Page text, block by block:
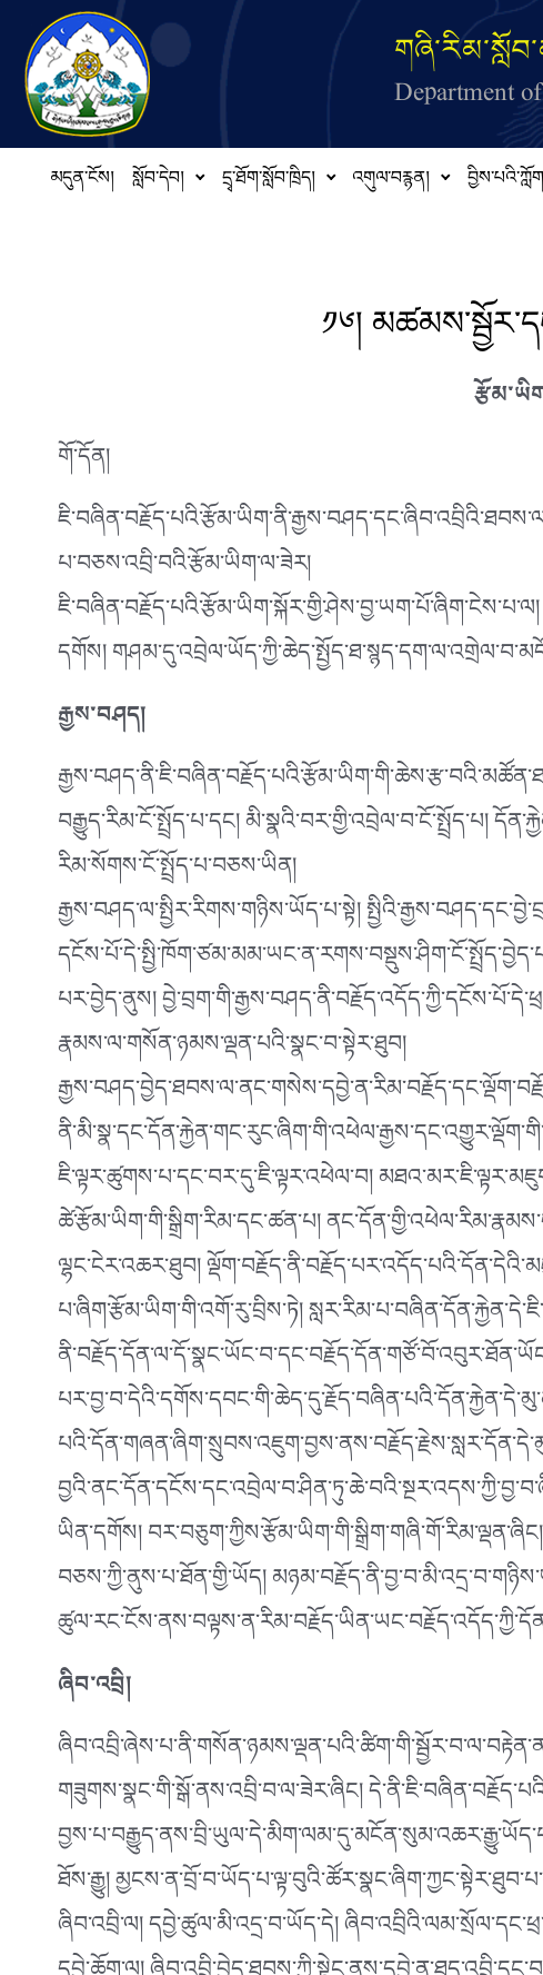
Skip to main content
Department
མདུན་ངོས། སློབ་དེབ། དྲྭ་ཐོག་སློབ་ཁྲིད། འགུལ་བརྙན།
༡༦།
གོ་དོན།
པ་བཅས་འབྲི་བའི་རྩོམ་ཡིག་ལ་ཟེར།
དགོས།
རྒྱས་བཤད།
བརྒྱུད་རིམ་ངོ་སྤྲོད་པ་དང། མི་སྣའི་བར་གྱི་འབྲེལ་བ་ངོ་སྤྲོད་པ།
རིམ་སོགས་ངོ་སྤྲོད་པ་བཅས་ཡིན།
རྒྱས་བཤད་ལ་སྤྱིར་རིགས་གཉིས་ཡོད་པ་སྟེ།
པར་བྱེད་ནུས།
རྣམས་ལ་གསོན་ཉམས་ལྡན་པའི་སྣང་བ་སྟེར་ཐུབ།
ཇི་ལྟར་ཚུགས་པ་དང་བར་དུ་ཇི་ལྟར་འཕེལ་བ།
ཚེ་རྩོམ་ཡིག་གི་སྒྲིག་རིམ་དང་ཚན་པ།
ལྷང་ངེར་འཆར་ཐུབ།
པ་ཞིག་རྩོམ་ཡིག་གི་འགོ་རུ་བྲིས་ཏེ།
ཡིན་དགོས།
བཅས་ཀྱི་ནུས་པ་ཐོན་གྱི་ཡོད།
ཞིབ་འབྲི།
གཟུགས་སྣང་གི་སྒོ་ནས་འབྲི་བ་ལ་ཟེར་ཞིང།
ཐོས་རྒྱུ།
ཞིབ་འབྲི་ལ། དབྱེ་ཚུལ་མི་འདྲ་བ་ཡོད་དེ།